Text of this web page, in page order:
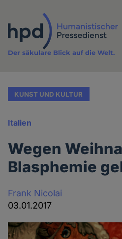
Inhalt
Der säkulare Blick auf die Welt.
KUNST UND KULTUR
Italien
Wegen
Blasphemie
Frank Nicolai
03.01.2017